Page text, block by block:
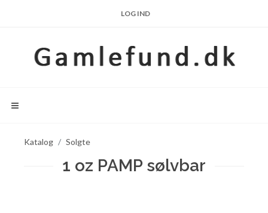
LOG IND
Katalog Solgte
1 oz PAMP sølvbar